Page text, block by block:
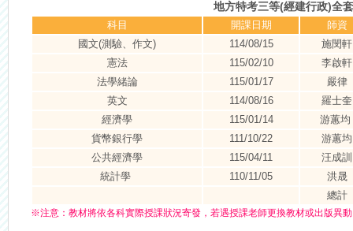
地方特考三等(經建行政)全
科目 開課日期
師資
國文(測驗、作文)
114/08/15
施閔軒
憲法
115/02/10
李啟軒
法學緒論
115/01/17
嚴律
英文
114/08/16
羅士奎
經濟學
115/01/14
游蕙均
貨幣銀行學
111/10/22
游蕙均
公共經濟學
115/04/11
汪成訓
統計學
110/11/05
洪晟
總計
※注意： 教材將依各科實際授課狀況寄發，若遇授課老師更換教材或出版異